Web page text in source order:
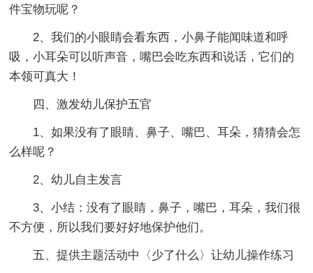
件宝物玩呢？
2、我们的小眼睛会看东西，小鼻子能闻味道和呼
吸，小耳朵可以听声音，嘴巴会吃东西和说话，它们的
本领可真大！
四、激发幼儿保护五官
1、如果没有了眼睛、鼻子、嘴巴、耳朵，猜猜会怎
么样呢？
2、幼儿自主发言
3、小结：没有了眼睛，鼻子，嘴巴，耳朵，我们很
不方便，所以我们要好好地保护他们。
五、提供主题活动中〈少了什么〉让幼儿操作练习